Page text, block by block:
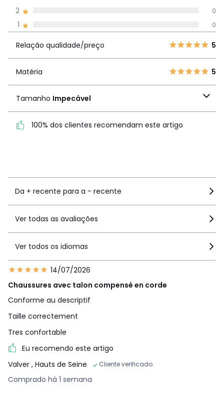
1
2
3
5 5
5
100% dos clientes
1 0
2 0
Relação qualidade/preço 5
Matéria 5
Tamanho Impecável
100% dos clientes recomendam este artigo
Da + recente para a - recente
Ver todas as avaliações
Ver todos os idiomas
14/07/2026
Chaussures avec talon compensé en corde
Conforme au descriptif
Taille correctement
Tres confortable
Eu recomendo este artigo
Valver , Hauts de Seine Cliente verificado
Comprado há 1 semana